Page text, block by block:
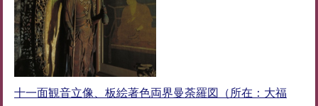
十一面観音立像、板絵著色両界曼荼羅図（所在：大福